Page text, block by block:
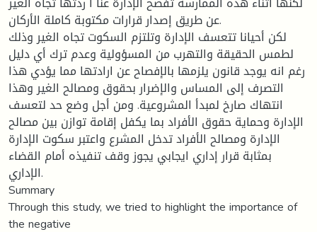
عن طريق إصدار قرارات مكتوبة كاملة الأركان.
لكن أحيانا تتعسف الإدارة وتلتزم السكوت تجاه الغير وذلك
لطمس الحقيقة والتهرب من المسؤولية وعدم ترك أي دليل
رغم انه يوجد قانون يلزمها بالإفصاح عن ارادتها مما يؤدي هذا
التصرف إلى المساس والإضرار بحقوق ومصالح الغير وهذا
انتهاك صارخ لمبدأ المشروعية. ومن أجل وضع حد لتعسف
الإدارة وحماية حقوق الأفراد بما يكفل إقامة توازن بين مصالح
الإدارة ومصالح الأفراد تدخل المشرع واعتبر سكوت الإدارة
بمثابة قرار إداري ايجابي يجوز وقف تنفيذه أمام القضاء
الإداري.
Summary
Through this study, we tried to highlight the importance of
the negative